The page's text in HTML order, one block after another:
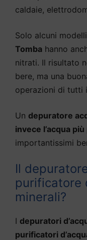
caldaie,
Solo alcuni
Tomba hanno
nitrati. Il risultato
bere, ma una
operazioni di tutti
Un depuratore
invece l’acqua
importantissimi
Il
purificatore
minerali?
I depuratori
purificatori